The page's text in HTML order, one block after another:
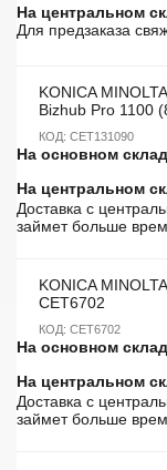
На центральном
Для предзаказа
KONICA
Bizhub Pro 1100
КОД: CET131090
На основном
На центральном
Доставка с
займет больше
KONICA
CET6702
КОД: CET6702
На основном
На центральном
Доставка с
займет больше